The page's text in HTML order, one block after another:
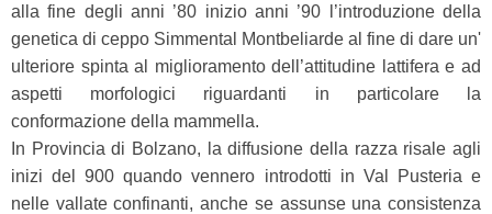
alla fine degli anni ’80 inizio anni ’90 l’introduzione della
genetica di ceppo Simmental Montbeliarde al fine di dare un'
ulteriore spinta al miglioramento dell’attitudine lattifera e ad
aspetti morfologici riguardanti in particolare la
conformazione della mammella.
In Provincia di Bolzano, la diffusione della razza risale agli
inizi del 900 quando vennero introdotti in Val Pusteria e
nelle vallate confinanti, anche se assunse una consistenza